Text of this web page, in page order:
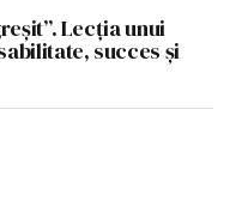
Lecția unui
succes și